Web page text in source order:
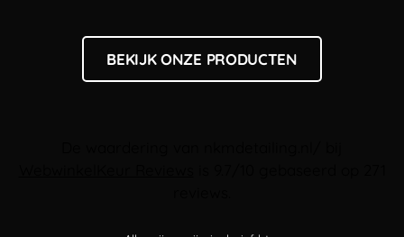
BEKIJK ONZE PRODUCTEN